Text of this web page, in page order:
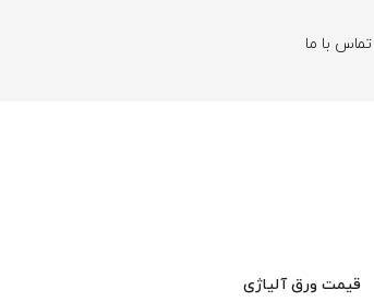
تماس با ما
قیمت ورق آلیاژی